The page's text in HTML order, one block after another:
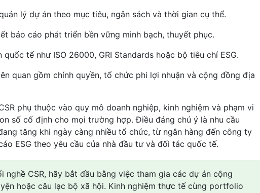
lý dự án theo mục tiêu, ngân sách và thời gian cụ thể.
báo cáo phát triển bền vững minh bạch, thuyết phục.
tế như ISO 26000, GRI Standards hoặc bộ tiêu chí ESG.
quan gồm chính quyền, tổ chức phi lợi nhuận và cộng đồng địa
phụ thuộc vào quy mô doanh nghiệp, kinh nghiệm và phạm vi
số cố định cho mọi trường hợp. Điều đáng chú ý là nhu cầu
tăng khi ngày càng nhiều tổ chức, từ ngân hàng đến công ty
ESG theo yêu cầu của nhà đầu tư và đối tác quốc tế.
nghề CSR, hãy bắt đầu bằng việc tham gia các dự án cộng
hoặc câu lạc bộ xã hội. Kinh nghiệm thực tế cùng portfolio